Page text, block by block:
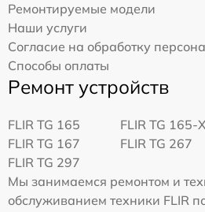
Ремонтируемые модели
Наши услуги
Согласие на обработку
Способы оплаты
Ремонт устройств
FLIR TG 165
FLIR TG 165-X
FLIR TG 167
FLIR TG 267
FLIR TG 297
Мы занимаемся ремонтом и
обслуживанием техники FLIR